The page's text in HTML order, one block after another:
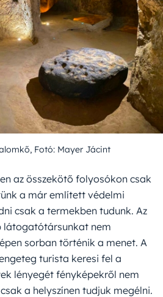
Fotó: Mayer Jácint
az összekötő folyosókon csak
a már említett védelmi
csak a termekben tudunk. Az
látogatótársunkat nem
sorban történik a menet. A
turista keresi fel a
lényegét fényképekről nem
a helyszínen tudjuk megélni.